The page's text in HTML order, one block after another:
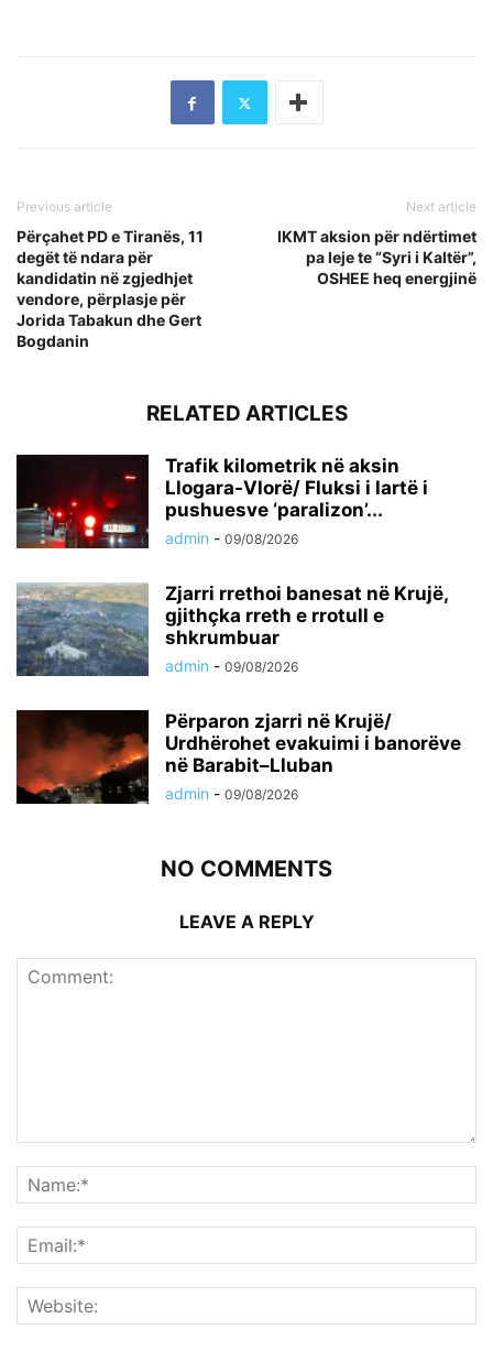
Previous article
Përçahet PD e Tiranës, 11
degët të ndara për
kandidatin në zgjedhjet
vendore, përplasje për
Jorida Tabakun dhe Gert
Bogdanin
Next article
IKMT aksion për ndërtimet
pa leje te “Syri i Kaltër”,
OSHEE heq energjinë
RELATED ARTICLES
Trafik kilometrik në aksin
Llogara-Vlorë/ Fluksi i lartë i
pushuesve ‘paralizon’...
admin - 09/08/2026
Zjarri rrethoi banesat në Krujë,
gjithçka rreth e rrotull e
shkrumbuar
admin - 09/08/2026
Përparon zjarri në Krujë/
Urdhërohet evakuimi i banorëve
në Barabit–Lluban
admin - 09/08/2026
NO COMMENTS
LEAVE A REPLY